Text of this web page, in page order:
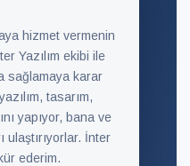
hizmet vermenin
Yazılım ekibi ile
sağlamaya karar
tasarım,
yapıyor, bana ve
ulaştırıyorlar. İnter
ederim.